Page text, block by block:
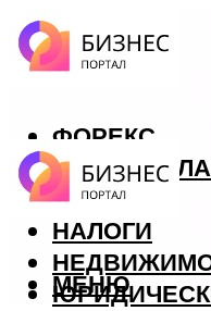
ФОРЕКС
БИЗНЕС
КРЕДИТЫ
НАЛОГИ
МЕНЮ